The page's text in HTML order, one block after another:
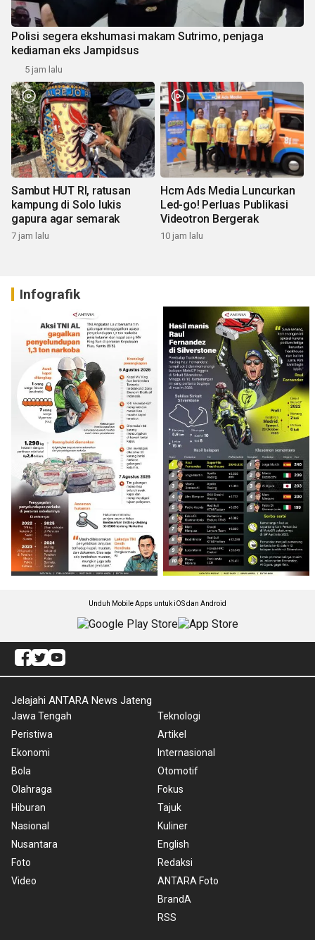
Polisi segera ekshumasi makam Sutrimo, penjaga
kediaman eks Jampidsus
5 jam lalu
Sambut HUT RI, ratusan
kampung di Solo lukis
gapura agar semarak
7 jam lalu
Hcm Ads Media Luncurkan
Led-go! Perluas Publikasi
Videotron Bergerak
10 jam lalu
Infografik
Unduh Mobile Apps untuk iOS dan Android
Jelajahi ANTARA News Jateng
Jawa Tengah
Peristiwa
Ekonomi
Bola
Olahraga
Hiburan
Nasional
Nusantara
Foto
Video
Teknologi
Artikel
Internasional
Otomotif
Fokus
Tajuk
Kuliner
English
Redaksi
ANTARA Foto
BrandA
RSS